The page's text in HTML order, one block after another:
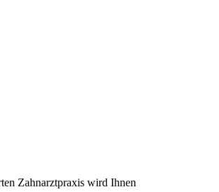
Zahnarztpraxis wird Ihnen